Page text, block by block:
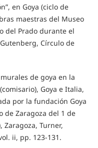
en Goya (ciclo de
maestras del Museo
del Prado durante el
Círculo de
de goya en la
Goya e Italia,
por la fundación Goya
de Zaragoza del 1 de
Zaragoza, Turner,
ii, pp. 123-131.